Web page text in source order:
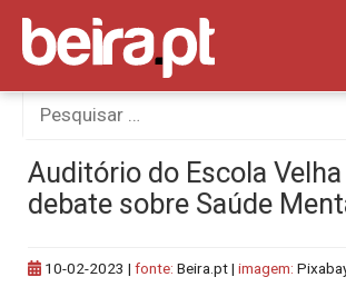
Skip
content
Procurar
por:
Auditório do Escola
debate sobre Saúde
10-02-2023 | fonte: Beira.pt | imagem: